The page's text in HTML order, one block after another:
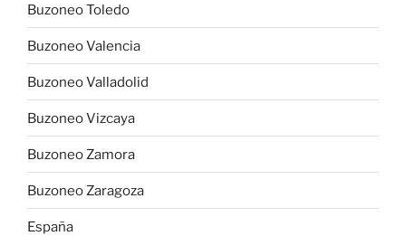
Buzoneo Toledo
Buzoneo Valencia
Buzoneo Valladolid
Buzoneo Vizcaya
Buzoneo Zamora
Buzoneo Zaragoza
España